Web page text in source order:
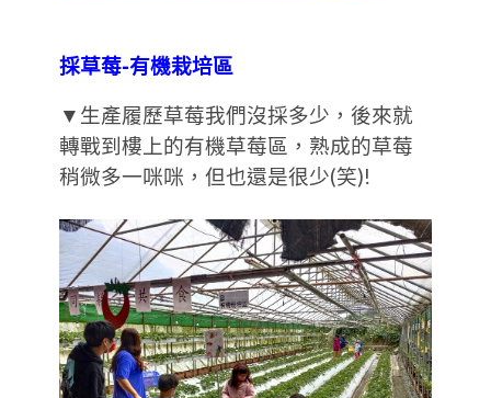
採草莓-有機栽培區
▼生產履歷草莓我們沒採多少，後來就
轉戰到樓上的有機草莓區，熟成的草莓
稍微多一咪咪，但也還是很少(笑)!